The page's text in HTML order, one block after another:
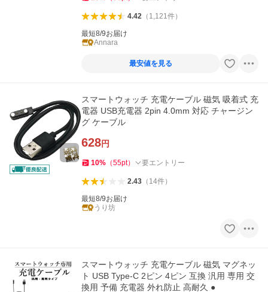
4.42（ 1,121件）
最短8/9お届け
Annara
最安値を見る
スマートウォッチ 充電ケーブル 磁気 吸着式 充
電器 USB充電器 2pin 4.0mm 対応 チャージン
グ ケーブル
628円
10% （55pt） 要エントリー
2.43（ 14件）
最短8/9お届け
うり坊
スマートウォッチ 充電ケーブル 磁気 マグネッ
ト USB Type-C 2ピン 4ピン 互換 汎用 専用 交
換用 予備 充電器 外れ防止 高耐久 ●